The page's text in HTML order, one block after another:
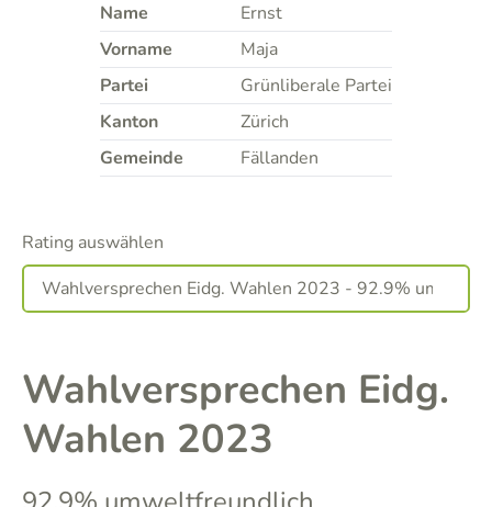
Name
Ernst
Vorname
Maja
Partei
Grünliberale Partei
Kanton
Zürich
Gemeinde
Fällanden
Rating auswählen
Wahlversprechen Eidg.
Wahlen 2023